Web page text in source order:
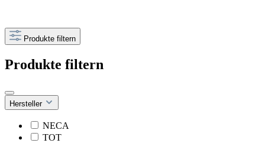
Produkte filtern
Produkte filtern
Hersteller
NECA
TOT